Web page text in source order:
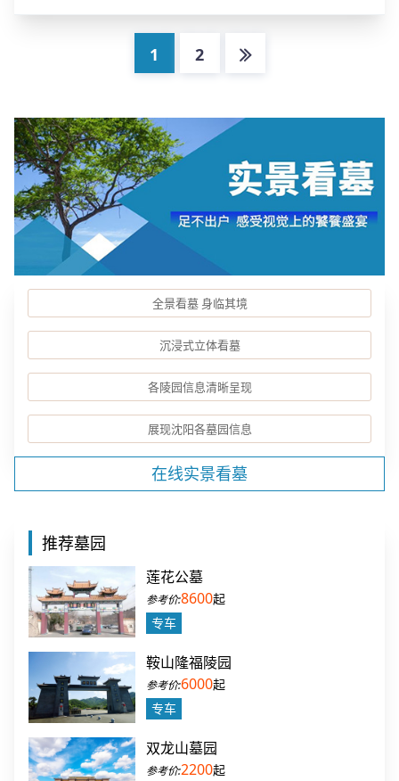
1 2
全景看墓 身临其境
沉浸式立体看墓
各陵园信息清晰呈现
展现沈阳各墓园信息
在线实景看墓
推荐墓园
莲花公墓
8600起
专车
鞍山隆福陵园
6000起
专车
双龙山墓园
2200起